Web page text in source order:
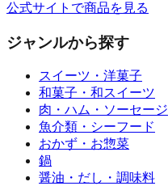
公式サイトで商品を見る
ジャンルから探す
スイーツ・洋菓子
和菓子・和スイーツ
肉・ハム・ソーセージ
魚介類・シーフード
おかず・お惣菜
鍋
醤油・だし・調味料